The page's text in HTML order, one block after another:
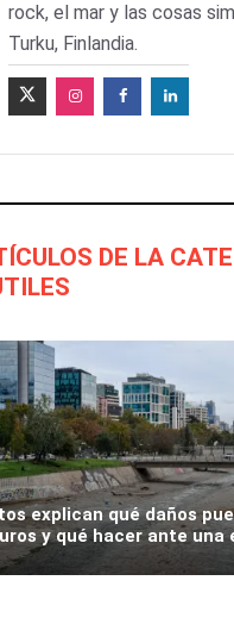
rock, el mar y las cosas
Turku, Finlandia.
DE LA
explican qué daños
y qué hacer ante una